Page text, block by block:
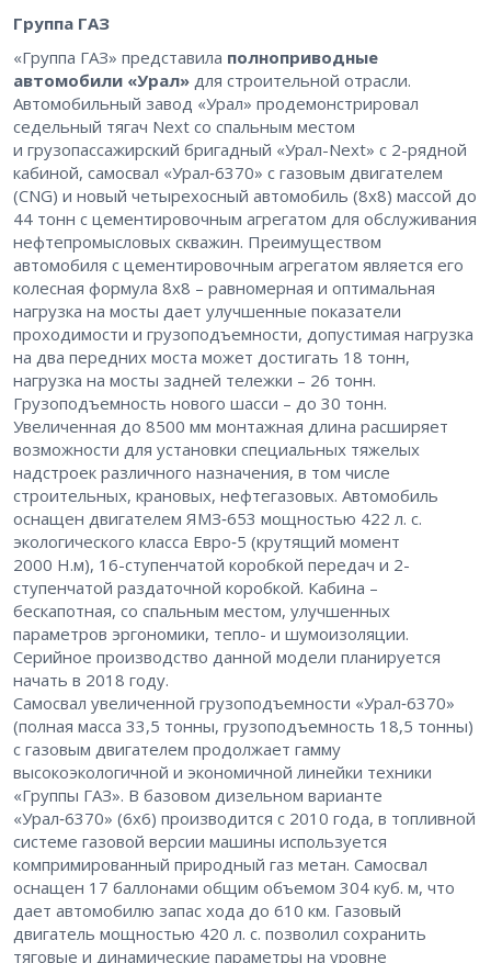
Группа ГАЗ
«Группа ГАЗ» представила полноприводные
автомобили «Урал» для строительной отрасли.
Автомобильный завод «Урал» продемонстрировал
седельный тягач Next со спальным местом
и грузопассажирский бригадный «Урал-Next» с 2-рядной
кабиной, самосвал «Урал‑6370» с газовым двигателем
(CNG) и новый четырехосный автомобиль (8х8) массой до
44 тонн с цементировочным агрегатом для обслуживания
нефтепромысловых скважин. Преимуществом
автомобиля с цементировочным агрегатом является его
колесная формула 8х8 – ​равномерная и оптимальная
нагрузка на мосты дает улучшенные показатели
проходимости и грузоподъемности, допустимая нагрузка
на два передних моста может достигать 18 тонн,
нагрузка на мосты задней тележки – ​26 тонн.
Грузоподъемность нового шасси – ​до 30 тонн.
Увеличенная до 8500 мм монтажная длина расширяет
возможности для установки специальных тяжелых
надстроек различного назначения, в том числе
строительных, крановых, нефтегазовых. Автомобиль
оснащен двигателем ЯМЗ‑653 мощностью 422 л. с.
экологического класса Евро‑5 (крутящий момент ​
2000 Н.м), 16-ступенчатой коробкой передач и 2-
ступенчатой раздаточной коробкой. Кабина – ​
бескапотная, со спальным местом, улучшенных
параметров эргономики, тепло- и шумоизоляции.
Серийное производство данной модели планируется
начать в 2018 году.
Самосвал увеличенной грузоподъемности «Урал‑6370»
(полная масса 33,5 тонны, грузоподъемность 18,5 тонны)
с газовым двигателем продолжает гамму
высокоэкологичной и экономичной линейки техники
«Группы ГАЗ». В базовом дизельном варианте
«Урал‑6370» (6х6) производится с 2010 года, в топливной
системе газовой версии машины используется
компримированный природный газ метан. Самосвал
оснащен 17 баллонами общим объемом 304 куб. м, что
дает автомобилю запас хода до 610 км. Газовый
двигатель мощностью 420 л. с. позволил сохранить
тяговые и динамические параметры на уровне